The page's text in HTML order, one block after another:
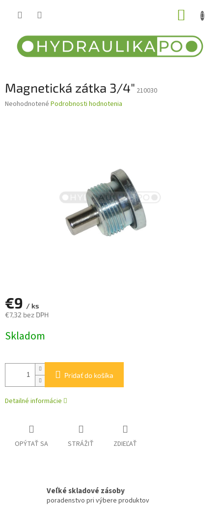
Magnetická zátka 3/4" 210030
Priemerné
Neohodnotené Podrobnosti hodnotenia
€9 / ks
€7,32 bez DPH
cena:
Skladom
Pridať do košíka
Detailné informácie
OPÝTAŤ SA STRÁŽIŤ ZDIEĽAŤ
Veľké skladové zásoby
poradenstvo pri výbere produktov